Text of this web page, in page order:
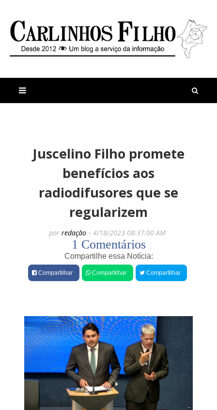
Juscelino Filho promete
benefícios aos
radiodifusores que se
regularizem
por redação 4/18/2023 08:37:00 AM
1 Comentários
Compartilhe essa Notícia:
Compartilhar Compartilhar Compartilhar